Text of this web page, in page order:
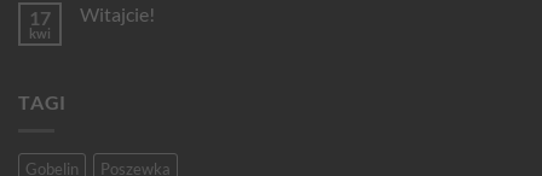
Prace
17
kwi
Witajcie!
TAGI
Gobelin Poszewka